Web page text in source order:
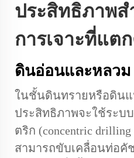
ประสิทธิภาพ
การเจาะที่แต
ดินอ่อนและหลวม
ในชั้นดินทรายหรือดินแ
ประสิทธิภาพจะใช้ระบ
ตริก (concentric
สามารถขับเคลื่อนท่อคั